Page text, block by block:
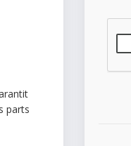
parts